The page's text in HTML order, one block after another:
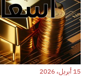
15 أبريل، 2026